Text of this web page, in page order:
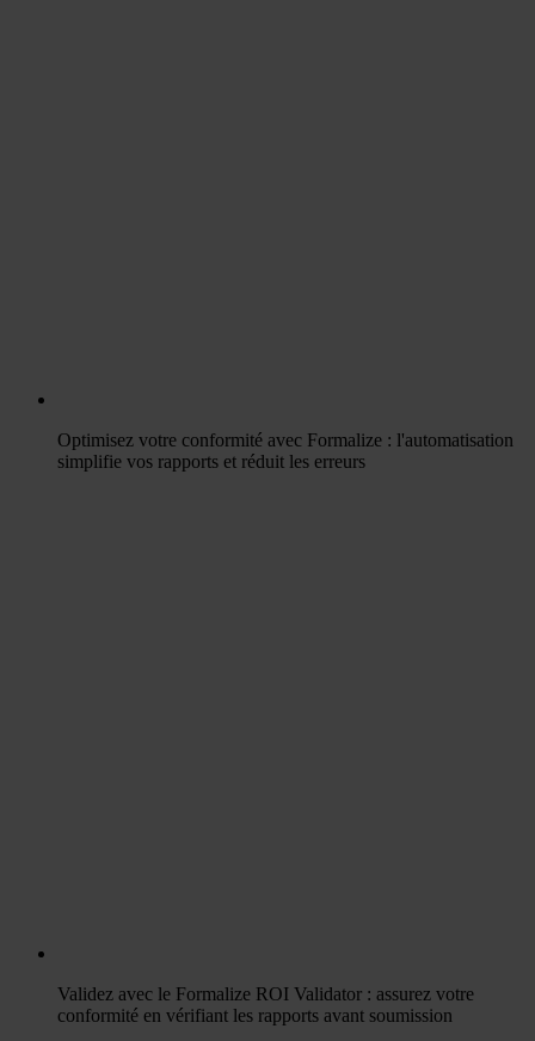
Optimisez votre conformité avec Formalize : l'automatisation
simplifie vos rapports et réduit les erreurs
Validez avec le Formalize ROI Validator : assurez votre
conformité en vérifiant les rapports avant soumission